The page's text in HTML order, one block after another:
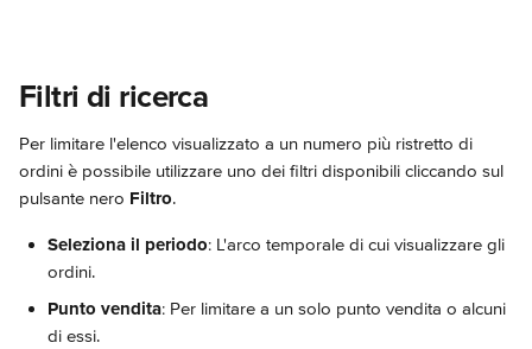
Filtri di ricerca
Per limitare l'elenco visualizzato a un numero più ristretto di
ordini è possibile utilizzare uno dei filtri disponibili cliccando sul
pulsante nero Filtro.
Seleziona il periodo: L'arco temporale di cui visualizzare gli
ordini.
Punto vendita: Per limitare a un solo punto vendita o alcuni
di essi.